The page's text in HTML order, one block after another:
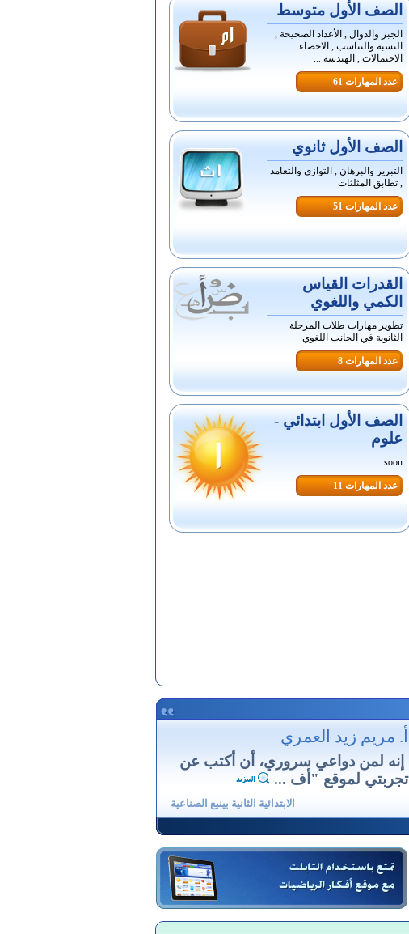
الصف الأول متوسط
الجبر والدوال , الأعداد الصحيحة ,
النسبة والتناسب , الاحصاء
الاحتمالات , الهندسة ...
عدد المهارات 61
الصف الأول ثانوي
التبرير والبرهان , التوازي والتعامد
, تطابق المثلثات
عدد المهارات 51
القدرات القياس
الكمي واللغوي
تطوير مهارات طلاب المرحلة
الثانوية في الجانب اللغوي
عدد المهارات 8
الصف الأول ابتدائي -
علوم
soon
عدد المهارات 11
أ. مريم زيد العمري
إنه لمن دواعي سروري، أن أكتب عن
تجربتي لموقع "أف ...
الابتدائية الثانية بينبع الصناعية